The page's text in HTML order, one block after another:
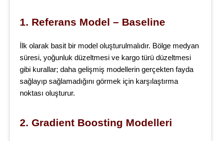
1. Referans Model – Baseline
İlk olarak basit bir model oluşturulmalıdır. Bölge medyan
süresi, yoğunluk düzeltmesi ve kargo türü düzeltmesi
gibi kurallar; daha gelişmiş modellerin gerçekten fayda
sağlayıp sağlamadığını görmek için karşılaştırma
noktası oluşturur.
2. Gradient Boosting Modelleri